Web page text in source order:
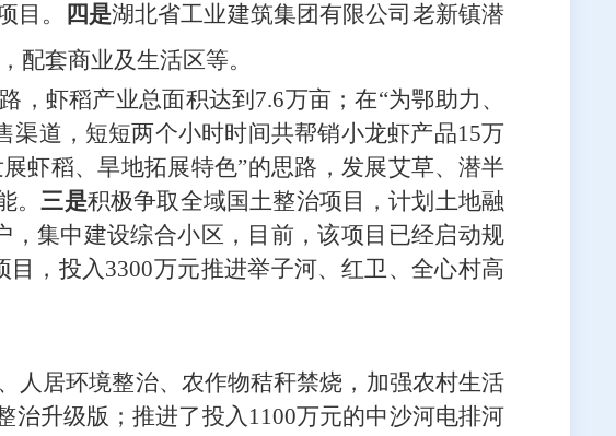
目。 四是湖北省工业建筑集团有限公司老新镇潜
配套商业及生活区等。
，虾稻产业总面积达到 7.6万亩 ；在“为鄂助力、
渠道，短短两个小时时间共帮销小龙虾产品15万
展虾稻、旱地拓展特色”的思路，发展艾草、潜半
。三是积极争取全域国土整治项目，计划土地融
，集中建设综合小区，目前，该项目已经启动规
，投入3300万元推进举子河、红卫、全心村高
人居环境整治、农作物秸秆禁烧，加强农村生活
治升级版 ；推进了投入 1100万元的中沙河电排河